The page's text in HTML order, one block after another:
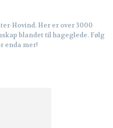
Hovind. Her er over 3000
blandet til hageglede. Følg
enda mer!